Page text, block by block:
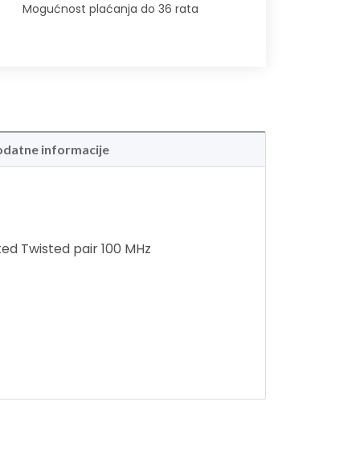
Mogućnost plaćanja do 36 rata
informacije
Twisted pair 100 MHz